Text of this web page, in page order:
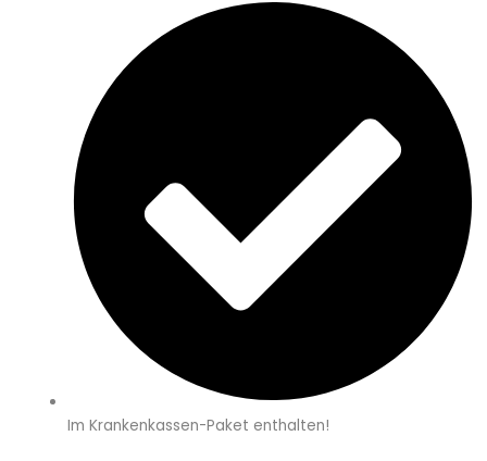
Im Krankenkassen-Paket enthalten!